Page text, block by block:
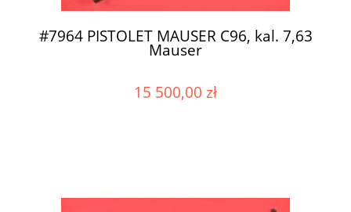
#7964 PISTOLET MAUSER C96, kal. 7,63
Mauser
15 500,00 zł